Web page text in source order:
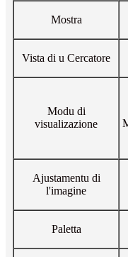
Mostra
Vista di u Cercatore
Modu di
visualizazione
Ajustamentu di
l'imagine
Paletta